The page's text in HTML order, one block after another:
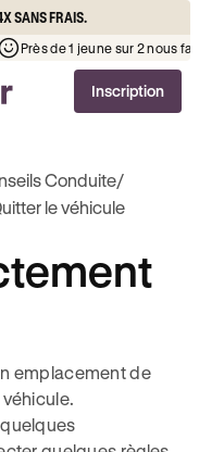
SANS FRAIS.
école de France³
Inscription
Conduite/
le véhicule
emplacement de